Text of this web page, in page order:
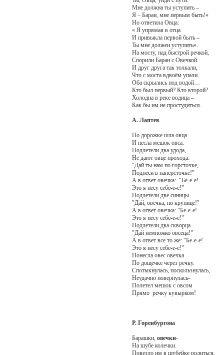
Мне должна ты уступить –
Я – Баран, мне первым быть!»
Но ответила Овца:
« Я упрямая в отца
И привыкла первой быть –
Ты мне должен уступить».
На мосту, над быстрой речкой,
Спорили Баран с Овечкой.
И друг друга так толкали,
Что с моста вдвоём упали.
Оба скрылись под водой…
Кто был первый? Кто второй?
Холодна в реке водица –
Как бы им не простудиться.
А. Лаптев
По дорожке шла овца
И несла мешок овса.
Подлетели два удода,
Не дают овце прохода:
"Дай ты нам по горсточке,
Поднеси в наперсточке!"
А в ответ овечка: "Бе-е-е!
Это я несу себе-е-е!"
Подлетели две синицы.
"Дай, овечка, по крупице!"
А в ответ овечка: "Бе-е-е!
Это я несу себе-е-е!"
Подлетели два скворца.
"Дай немножко овсеца!"
А в ответ все то же: "Бе-е-е!
Это я несу себе-е-е!"
Понесла овес овечка
По дощечке через речку.
Спотыкнулась, поскользнулась,
Неудачно повернулась-
Полетел мешок с овсом
Прямо речку кувырком!
Р. Горенбургова
Барашки, овечки-
На шубе колечки.
Повезло им в шубейке родиться,